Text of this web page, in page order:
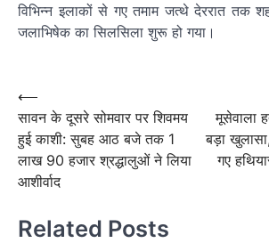
विभिन्न इलाकों से गए तमाम जत्थे देररात तक
जलाभिषेक का सिलसिला शुरू हो गया।
navigation
Post
navigation
⟵
सावन के दूसरे सोमवार पर शिवमय
हुई काशी: सुबह आठ बजे तक 1
लाख 90 हजार श्रद्धालुओं ने लिया
आशीर्वाद
मूसेवाला
बड़ा
गए
Related Posts